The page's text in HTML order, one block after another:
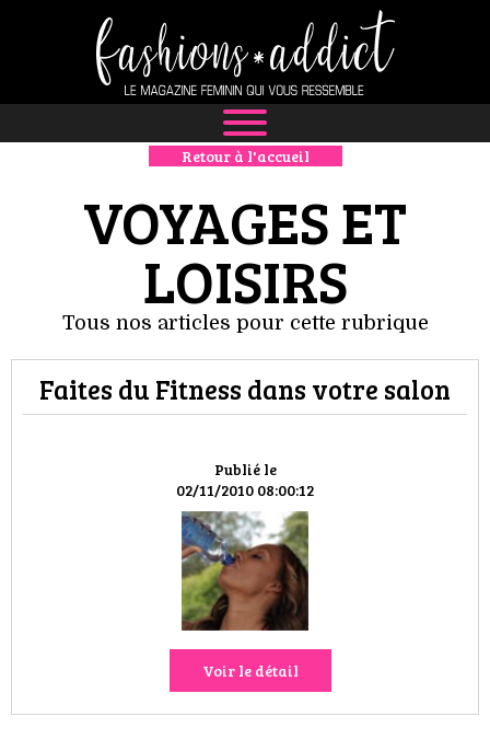
NEWS
MODE
LUXE
DÉFILÉS
BOUTIQUE
HIGH TECH
MAISON
AUTO
LIEUX TENDANCES
BEAUTÉ
Retour à l'accueil
VOYAGES ET
LOISIRS
Tous nos articles pour cette rubrique
Publié le
02/11/2010 08:00:12
Faites du Fitness dans votre salon
Voir le détail